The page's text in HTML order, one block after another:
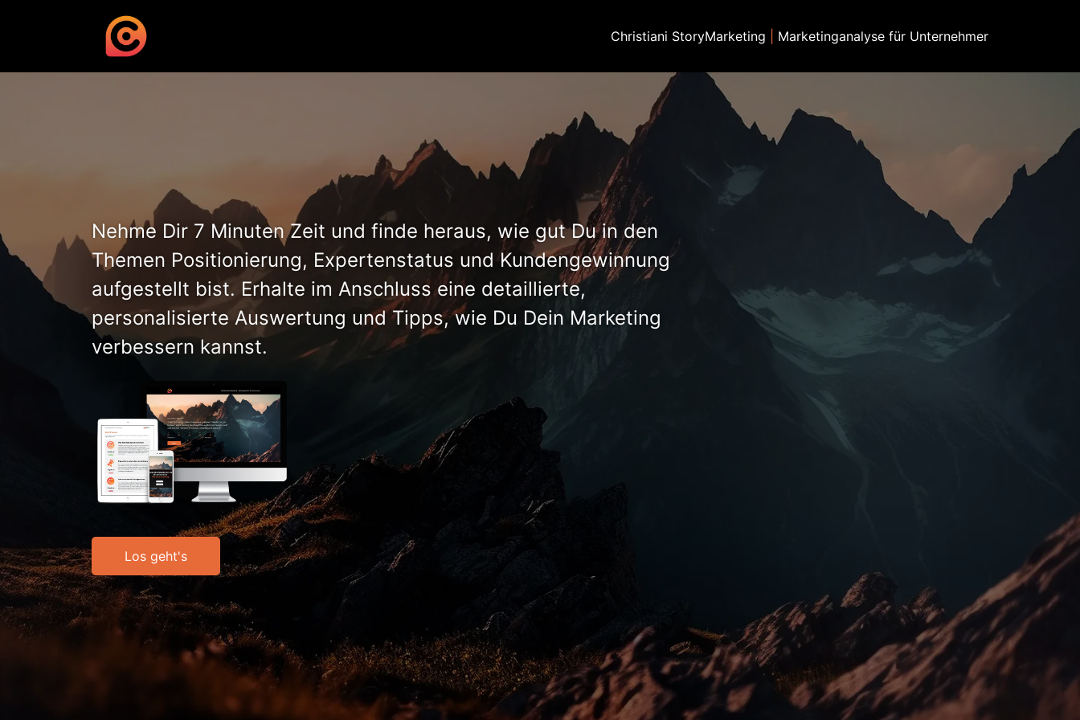
Christiani StoryMarketing Marketinganalyse für Unternehmer
Nehme Dir 7 Minuten Zeit und finde heraus, wie gut Du in den
Themen Positionierung, Expertenstatus und Kundengewinnung
aufgestellt bist. Erhalte im Anschluss eine detaillierte,
personalisierte Auswertung und Tipps, wie Du Dein Marketing
verbessern kannst.
Los geht's